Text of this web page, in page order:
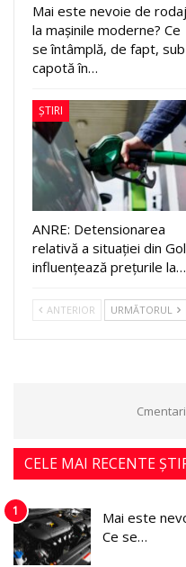
Mai este nevoie de rodaj
la mașinile moderne? Ce
se întâmplă, de fapt, sub
capotă în…
ȘTIRI
ANRE: Detensionarea
relativă a situației din
influențează prețurile la…
ANTERIOR URMĂTORUL
CELE MAI RECENTE
1
Mai este
Ce se…